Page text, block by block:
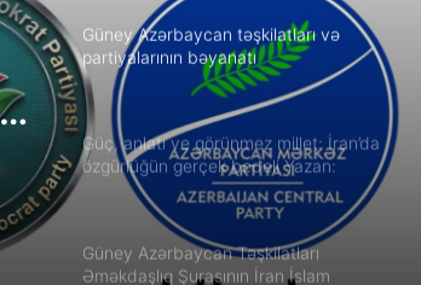
Güney Azərbaycan təşkilatları və
partiyalarının bəyanatı
Güç, anlatı ve görünmez millet: İran’da
özgürlüğün gerçek bedeli Yazan:
Ekber Lekestani | İranlı–Amerikalı
bağımsız gazeteci
Güney Azərbaycan Təşkilatları
Əməkdaşlıq Şurasının İran İslam